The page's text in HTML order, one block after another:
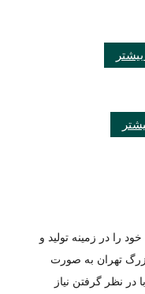
سال ۱۳۷۲ فعالیت خود را در زمینه تولید و
تهران به صورت
نظر گرفتن نیاز